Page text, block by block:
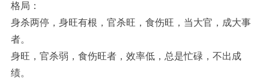
格局：
身杀两停，身旺有根，官杀旺，食伤旺，当大官，成大事
者。
身旺，官杀弱，食伤旺者，效率低，总是忙碌，不出成
绩。